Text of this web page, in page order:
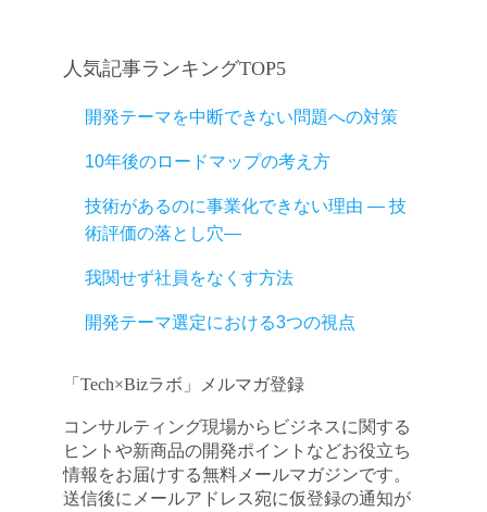
人気記事ランキングTOP5
開発テーマを中断できない問題への対策
10年後のロードマップの考え方
技術があるのに事業化できない理由 ― 技
術評価の落とし穴―
我関せず社員をなくす方法
開発テーマ選定における3つの視点
「Tech×Bizラボ」メルマガ登録
コンサルティング現場からビジネスに関する
ヒントや新商品の開発ポイントなどお役立ち
情報をお届けする無料メールマガジンです。
送信後にメールアドレス宛に仮登録の通知が